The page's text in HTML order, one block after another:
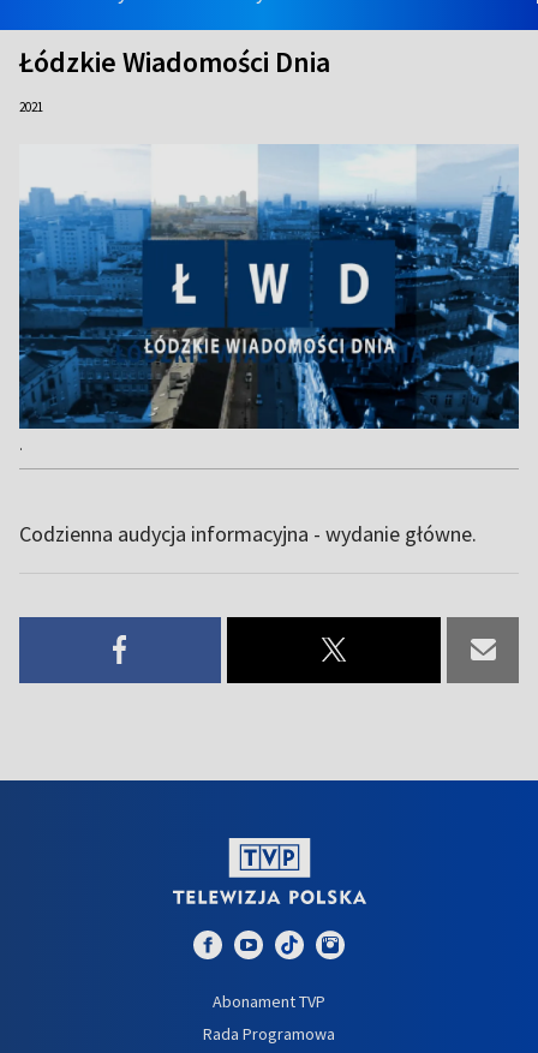
Łódzkie Wiadomości Dnia
2021
.
Codzienna audycja informacyjna - wydanie główne.
Abonament TVP
Rada Programowa